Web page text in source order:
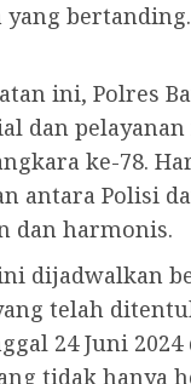
bertanding.
ini, Polres
dan
ke-78.
antara Polisi
dan harmonis.
dijadwalkan
telah
24 Juni
tidak hanya